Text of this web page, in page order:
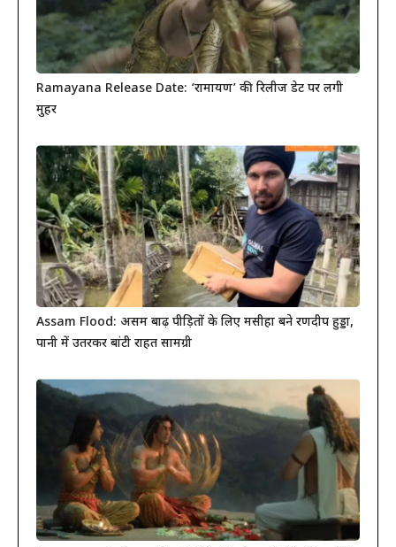
Ramayana Release Date: ‘रामायण’ की रिलीज डेट पर लगी
मुहर
Assam Flood: असम बाढ़ पीड़ितों के लिए मसीहा बने रणदीप हुड्डा,
पानी में उतरकर बांटी राहत सामग्री